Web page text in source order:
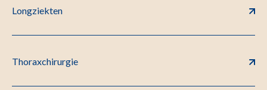
Longziekten
Thoraxchirurgie